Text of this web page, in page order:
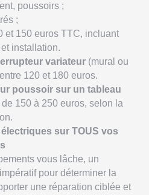
poussoirs ;
;
et 150 euros TTC, incluant
installation.
variateur (mural ou
120 et 180 euros.
poussoir sur un tableau
150 à 250 euros, selon la
sur TOUS vos
vous lâche, un
pour déterminer la
une réparation ciblée et